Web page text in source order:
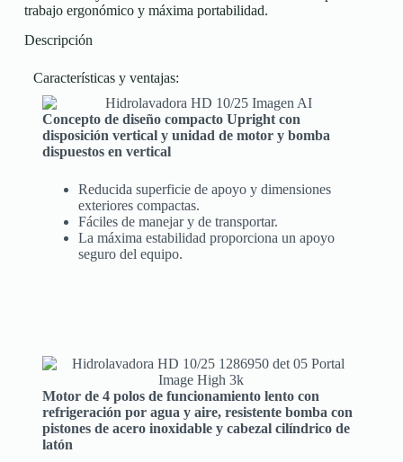
trabajo ergonómico y máxima portabilidad.
Descripción
Características y ventajas​:
Concepto de diseño compacto Upright con
disposición vertical y unidad de motor y bomba
dispuestos en vertical
Reducida superficie de apoyo y dimensiones
exteriores compactas.
Fáciles de manejar y de transportar.
La máxima estabilidad proporciona un apoyo
seguro del equipo.
Motor de 4 polos de funcionamiento lento con
refrigeración por agua y aire, resistente bomba con
pistones de acero inoxidable y cabezal cilíndrico de
latón